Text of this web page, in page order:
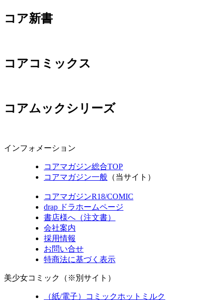
コア新書
コアコミックス
コアムックシリーズ
インフォメーション
コアマガジン総合TOP
コアマガジン一般 （当サイト）
コアマガジンR18/COMIC
drap ドラホームページ
書店様へ（注文書）
会社案内
採用情報
お問い合せ
特商法に基づく表示
美少女コミック（※別サイト）
（紙/電子）コミックホットミルク